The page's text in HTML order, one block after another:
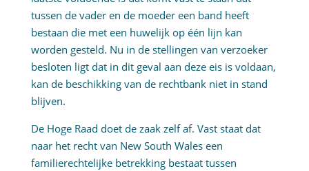
tussen de vader en de moeder een band heeft
bestaan die met een huwelijk op één lijn kan
worden gesteld. Nu in de stellingen van verzoeker
besloten ligt dat in dit geval aan deze eis is voldaan,
kan de beschikking van de rechtbank niet in stand
blijven.
De Hoge Raad doet de zaak zelf af. Vast staat dat
naar het recht van New South Wales een
familierechtelijke betrekking bestaat tussen